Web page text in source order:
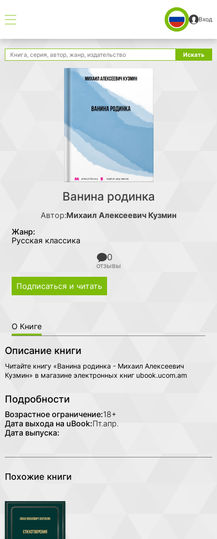
Вход
Поиск Искать
Ванина родинка
Автор:Михаил Алексеевич Кузмин
Жанр:
Русская классика
0
отзывы
Подписаться и читать
О Книге
Описание книги
Читайте книгу «Ванина родинка - Михаил Алексеевич
Кузмин» в магазине электронных книг ubook.ucom.am
Подробности
Возрастное ограничение:18+
Дата выхода на uBook:Пт.апр.
Дата выпуска:
Похожие книги